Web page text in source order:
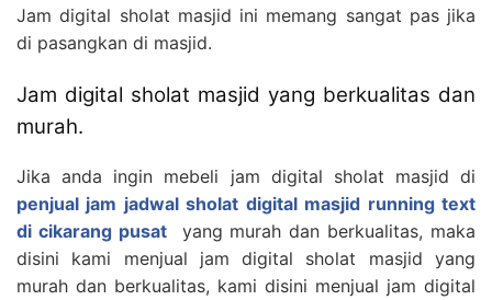
Jam digital sholat masjid ini memang sangat pas jika
di pasangkan di masjid.
Jam digital sholat masjid yang berkualitas dan
murah.
Jika anda ingin mebeli jam digital sholat masjid di
penjual jam jadwal sholat digital masjid running text
di cikarang pusatyang murah dan berkualitas, maka
disini kami menjual jam digital sholat masjid yang
murah dan berkualitas, kami disini menjual jam digital